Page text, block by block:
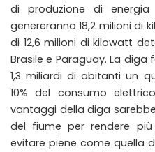
di produzione di
genereranno 18,2 milioni di
di 12,6 milioni di kilowatt
Brasile e Paraguay. La diga
1,3 miliardi di abitanti un
10% del consumo
vantaggi della diga
del fiume per rendere
evitare piene come quella